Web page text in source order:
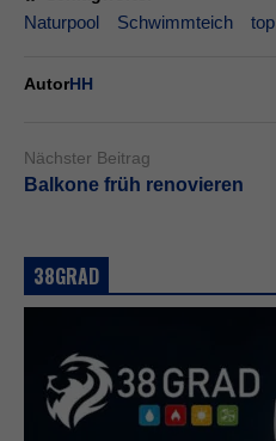
Naturpool Schwimmteich top
Autor HH
Nächster Beitrag
Balkone früh renovieren
38GRAD